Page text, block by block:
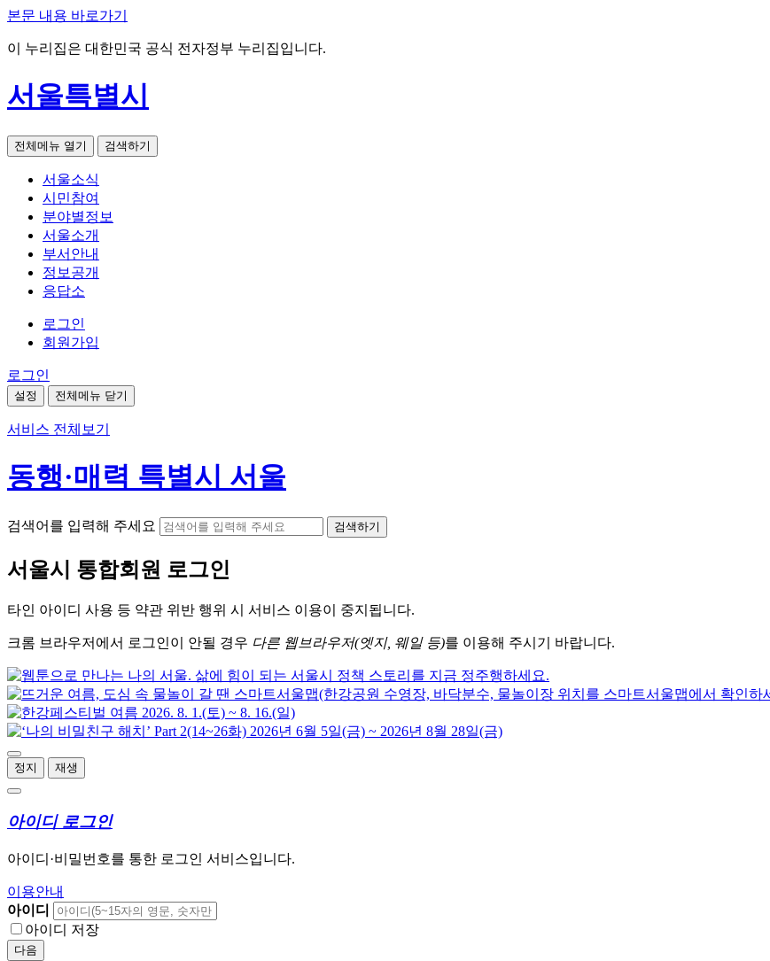
본문 내용 바로가기
이 누리집은 대한민국 공식 전자정부 누리집입니다.
서울특별시
전체메뉴 열기 검색하기
서울소식
시민참여
분야별정보
서울소개
부서안내
정보공개
응답소
로그인
회원가입
로그인
설정 전체메뉴 닫기
서비스 전체보기
동행·매력 특별시 서울
검색어를 입력해 주세요 검색하기
서울시 통합회원 로그인
타인 아이디 사용 등 약관 위반 행위 시 서비스 이용이 중지됩니다.
크롬 브라우저에서 로그인이 안될 경우 다른 웹브라우저(엣지, 웨일 등)를 이용해 주시기 바랍니다.
정지 재생
아이디 로그인
아이디·비밀번호를 통한 로그인 서비스입니다.
이용안내
아이디
아이디 저장
다음